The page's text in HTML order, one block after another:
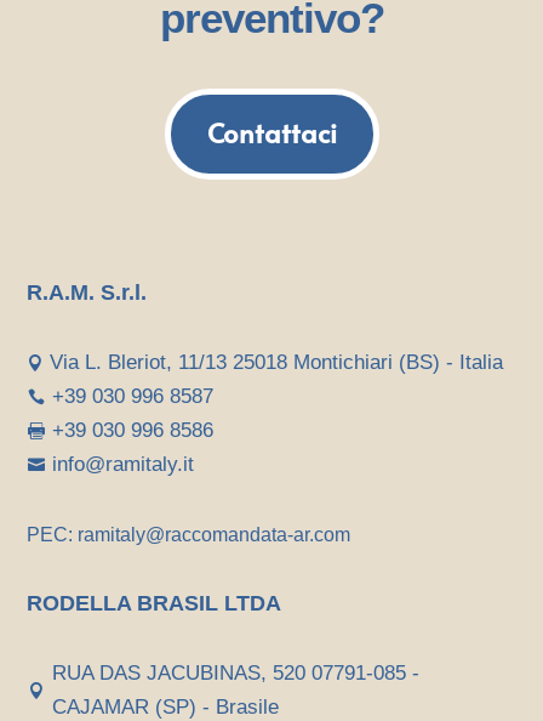
preventivo?
Contattaci
R.A.M. S.r.l.
 Via L. Bleriot, 11/13 25018 Montichiari (BS) - Italia
 +39 030 996 8587
 +39 030 996 8586
 info@ramitaly.it
PEC: ramitaly@raccomandata-ar.com
RODELLA BRASIL LTDA

RUA DAS JACUBINAS, 520 07791-085 -
CAJAMAR (SP) - Brasile